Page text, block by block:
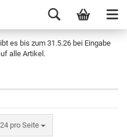
es bis zum 31.5.26 bei Eingabe
alle Artikel.
24 pro Seite